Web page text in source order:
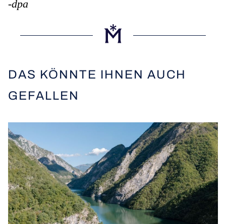
-dpa
DAS KÖNNTE IHNEN AUCH
GEFALLEN